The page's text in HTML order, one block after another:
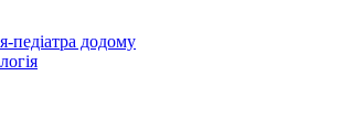
педіатра додому